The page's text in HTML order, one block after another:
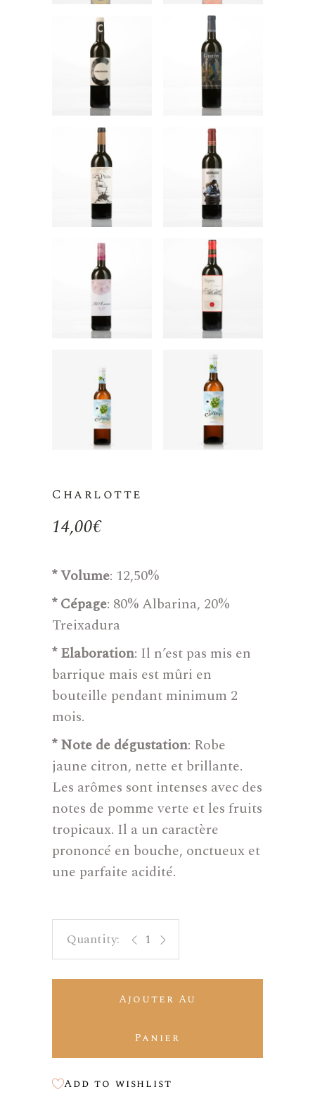
Charlotte
14,00€
* Volume: 12,50%
* Cépage: 80% Albarina, 20%
Treixadura
* Elaboration: Il n’est pas mis en
barrique mais est mûri en
bouteille pendant minimum 2
mois.
* Note de dégustation: Robe
jaune citron, nette et brillante.
Les arômes sont intenses avec des
notes de pomme verte et les fruits
tropicaux. Il a un caractère
prononcé en bouche, onctueux et
une parfaite acidité.
Charlotte quantity
Ajouter Au
Panier
Add to wishlist